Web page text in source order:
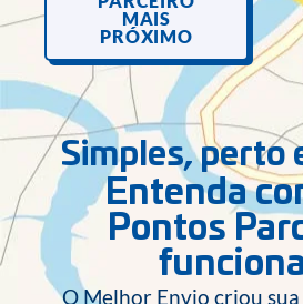
MAIS
PRÓXIMO
Simples, perto
Entenda
Pontos
O Melhor Envio criou